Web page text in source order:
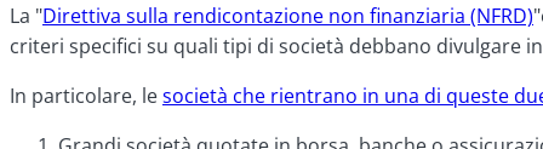
La "Direttiva sulla rendicontazione non finanziaria (NFRD)
criteri specifici su quali tipi di società debbano divulgare
In particolare, lesocietà che rientrano in una di queste